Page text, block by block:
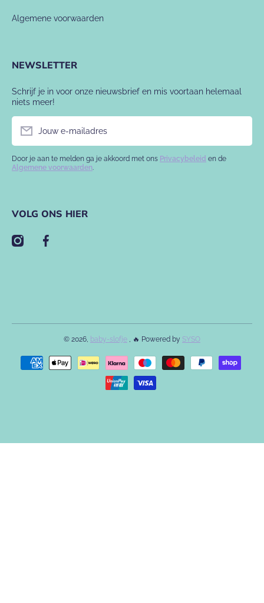
Algemene voorwaarden
NEWSLETTER
Schrijf je in voor onze nieuwsbrief en mis voortaan helemaal
niets meer!
Jouw e-mailadres
Door je aan te melden ga je akkoord met ons Privacybeleid en de
Algemene voorwaarden.
VOLG ONS HIER
instagramcom/babyslofje/
facebookcom/babyslofje
© 2026, baby-slofje , 🔥 Powered by SYSO
Betaalmethodes